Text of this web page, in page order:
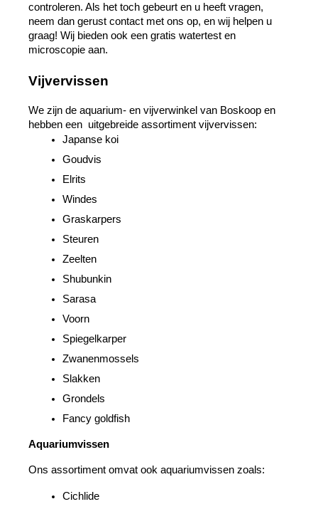
controleren. Als het toch gebeurt en u heeft vragen,
neem dan gerust contact met ons op, en wij helpen u
graag! Wij bieden ook een gratis watertest en
microscopie aan.
Vijvervissen
We zijn de aquarium- en vijverwinkel van Boskoop en
hebben een  uitgebreide assortiment vijvervissen:
Japanse koi
Goudvis
Elrits
Windes
Graskarpers
Steuren
Zeelten
Shubunkin
Sarasa
Voorn
Spiegelkarper
Zwanenmossels
Slakken
Grondels
Fancy goldfish
Aquariumvissen
Ons assortiment omvat ook aquariumvissen zoals:
Cichlide